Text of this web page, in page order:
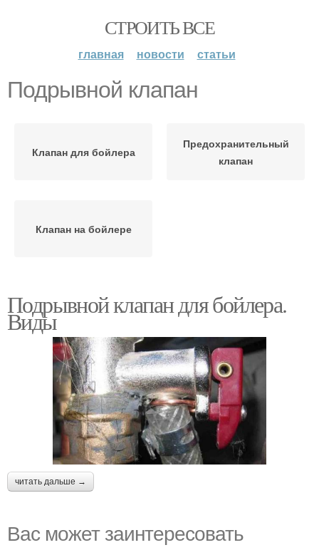
СТРОИТЬ ВСЕ
главная новости статьи
Подрывной клапан
Клапан для бойлера
Предохранительный
клапан
Клапан на бойлере
Подрывной клапан для бойлера.
Виды
читать дальше →
Вас может заинтересовать